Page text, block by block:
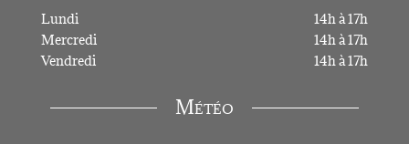
Lundi
14h à 17h
Mercredi
14h à 17h
Vendredi
14h à 17h
Météo